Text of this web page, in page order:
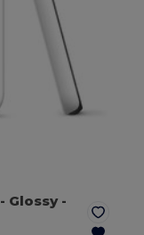
- Glossy-